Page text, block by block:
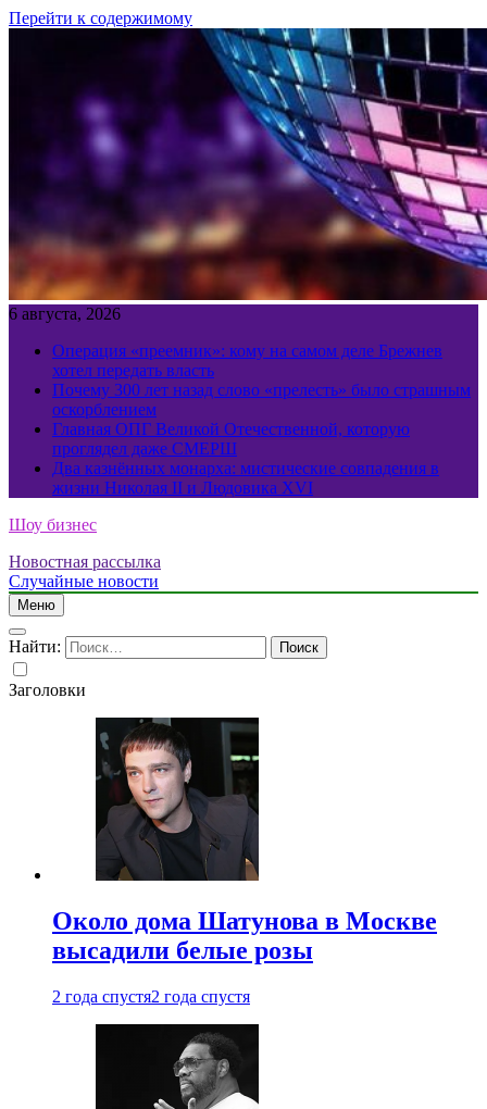
Перейти к содержимому
6 августа, 2026
Операция «преемник»: кому на самом деле Брежнев
хотел передать власть
Почему 300 лет назад слово «прелесть» было страшным
оскорблением
Главная ОПГ Великой Отечественной, которую
проглядел даже СМЕРШ
Два казнённых монарха: мистические совпадения в
жизни Николая II и Людовика XVI
Шоу бизнес
Новостная рассылка
Случайные новости
Меню
Найти:
Заголовки
Около дома Шатунова в Москве
высадили белые розы
2 года спустя2 года спустя